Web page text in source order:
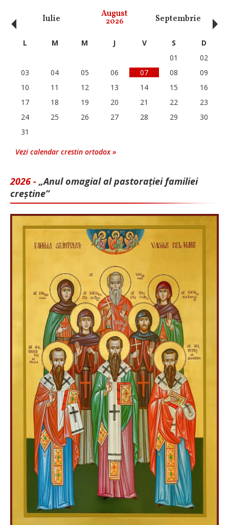
Iulie August
2026 Septembrie
‹ L M M J V S
D
01
02
03
04 05 06 07 08
09
10
11 12 13 14 15
16
17
18 19 20 21 22
23
24
25 26 27 28 29
30
31
Vezi calendar crestin ortodox »
2026 - „Anul omagial al pastorației familiei
creștine”